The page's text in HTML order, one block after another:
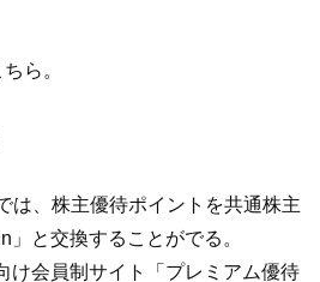
ら。
は、株主優待ポイントを共通株主
と交換することがでる。
け会員制サイト「プレミアム優待